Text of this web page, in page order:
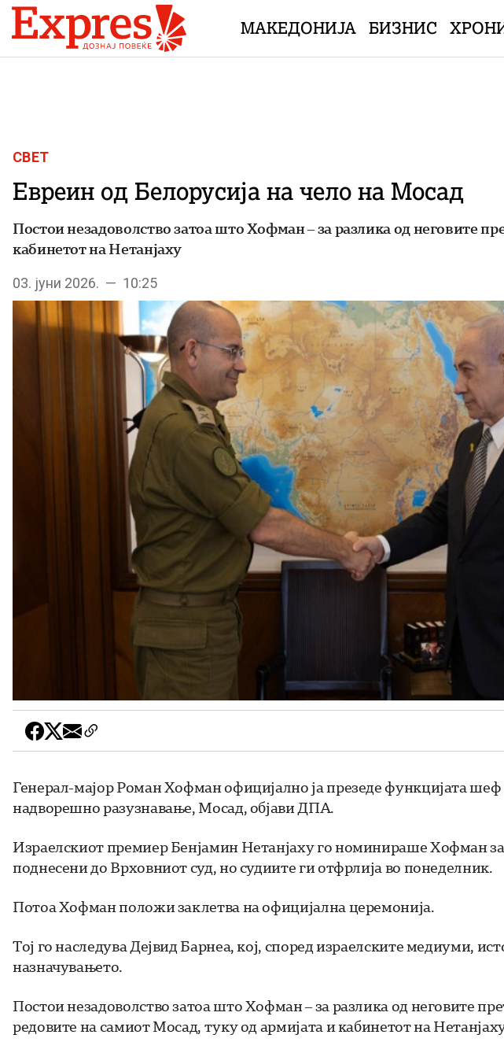
Skip to content
МАКЕДОНИЈА БИЗНИС
СВЕТ
Евреин од Белорусија на чело на Мосад
Постои незадоволство затоа што Хофман – за разлика од неговите
кабинетот на Нетанјаху
03. јуни 2026. — 10:25
Генерал-мајор Роман Хофман официјално ја презеде функцијата шеф
надворешно разузнавање, Мосад, објави ДПА.
Израелскиот премиер Бенјамин Нетанјаху го номинираше Хофман
поднесени до Врховниот суд, но судиите ги отфрлија во понеделник.
Потоа Хофман положи заклетва на официјална церемонија.
Тој го наследува Дејвид Барнеа, кој, според израелските медиуми,
назначувањето.
Постои незадоволство затоа што Хофман – за разлика од неговите
редовите на самиот Мосад, туку од армијата и кабинетот на